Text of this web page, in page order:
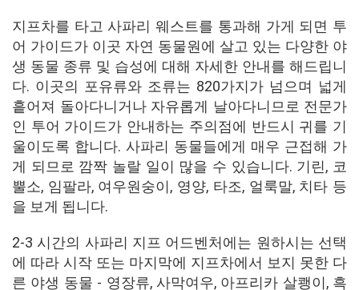
지프차를 타고 사파리 웨스트를 통과해 가게 되면 투
어 가이드가 이곳 자연 동물원에 살고 있는 다양한 야
생 동물 종류 및 습성에 대해 자세한 안내를 해드립니
다. 이곳의 포유류와 조류는 820가지가 넘으며 넓게
흩어져 돌아다니거나 자유롭게 날아다니므로 전문가
인 투어 가이드가 안내하는 주의점에 반드시 귀를 기
울이도록 합니다. 사파리 동물들에게 매우 근접해 가
게 되므로 깜짝 놀랄 일이 많을 수 있습니다. 기린, 코
뿔소, 임팔라, 여우원숭이, 영양, 타조, 얼룩말, 치타 등
을 보게 됩니다.
2-3 시간의 사파리 지프 어드벤처에는 원하시는 선택
에 따라 시작 또는 마지막에 지프차에서 보지 못한 다
른 야생 동물 - 영장류, 사막여우, 아프리카 살쾡이, 흑